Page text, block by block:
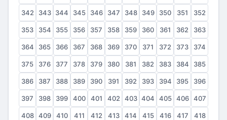
342 343 344 345 346 347 348 349 350 351 352
353 354 355 356 357 358 359 360 361 362 363
364 365 366 367 368 369 370 371 372 373 374
375 376 377 378 379 380 381 382 383 384 385
386 387 388 389 390 391 392 393 394 395 396
397 398 399 400 401 402 403 404 405 406 407
408 409 410 411 412 413 414 415 416 417 418